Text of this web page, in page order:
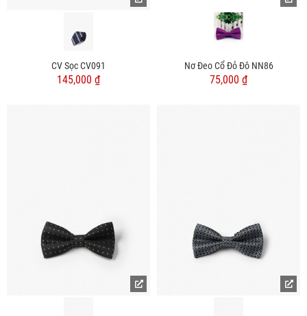
CV Sọc CV091
145,000 ₫
Nơ Đeo Cổ Đỏ Đô NN86
75,000 ₫